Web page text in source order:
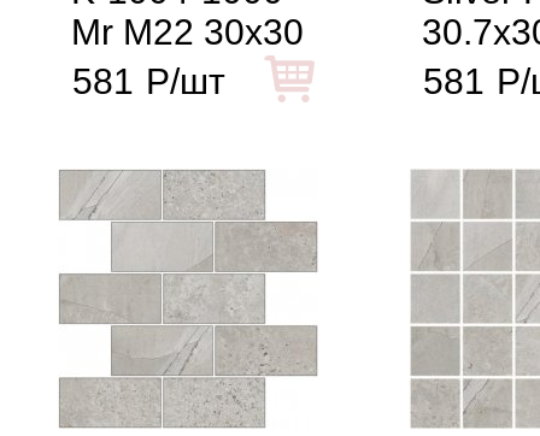
Mr M22 30x30
581 Р/шт
581 Р/